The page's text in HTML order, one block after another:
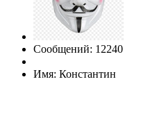
Сообщений: 12240
Имя: Константин